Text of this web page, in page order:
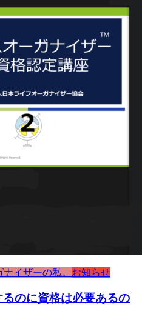
イザーの私。 お知らせ
のに資格は必要あるの